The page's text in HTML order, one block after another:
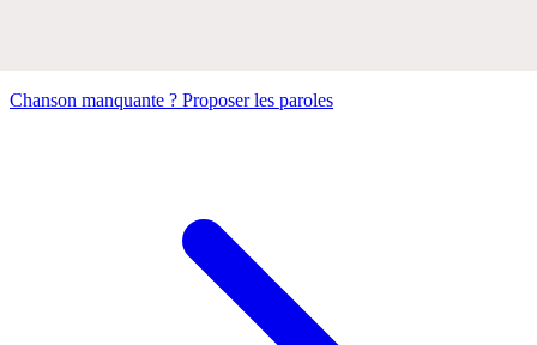
Chanson manquante ? Proposer les paroles